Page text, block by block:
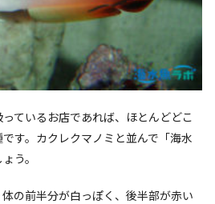
ているお店であれば、ほとんどどこ
す。カクレクマノミと並んで「海水
う。
の前半分が白っぽく、後半部が赤い